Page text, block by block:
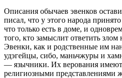
Описания обычаев эвенков
писал, что у этого народа
что только есть в доме, и
того, кто замыслит ответить злом
Эвенки, как и родственные им
удэгейцы, сибо, маньчжуры и
— язычники. Их верования
религиозными представлениями